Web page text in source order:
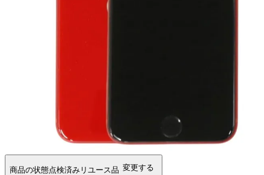
商品の状態点検済みリユース品 変更する